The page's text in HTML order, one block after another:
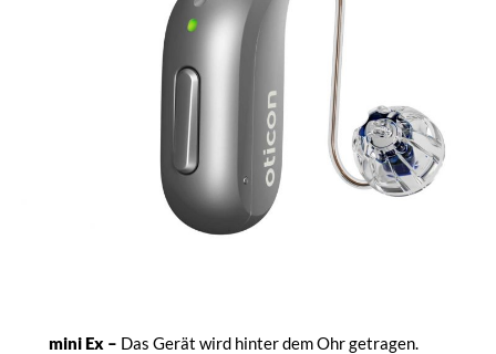
mini Ex – Das Gerät wird hinter dem Ohr getragen.